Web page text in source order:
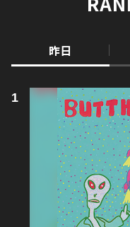
昨日